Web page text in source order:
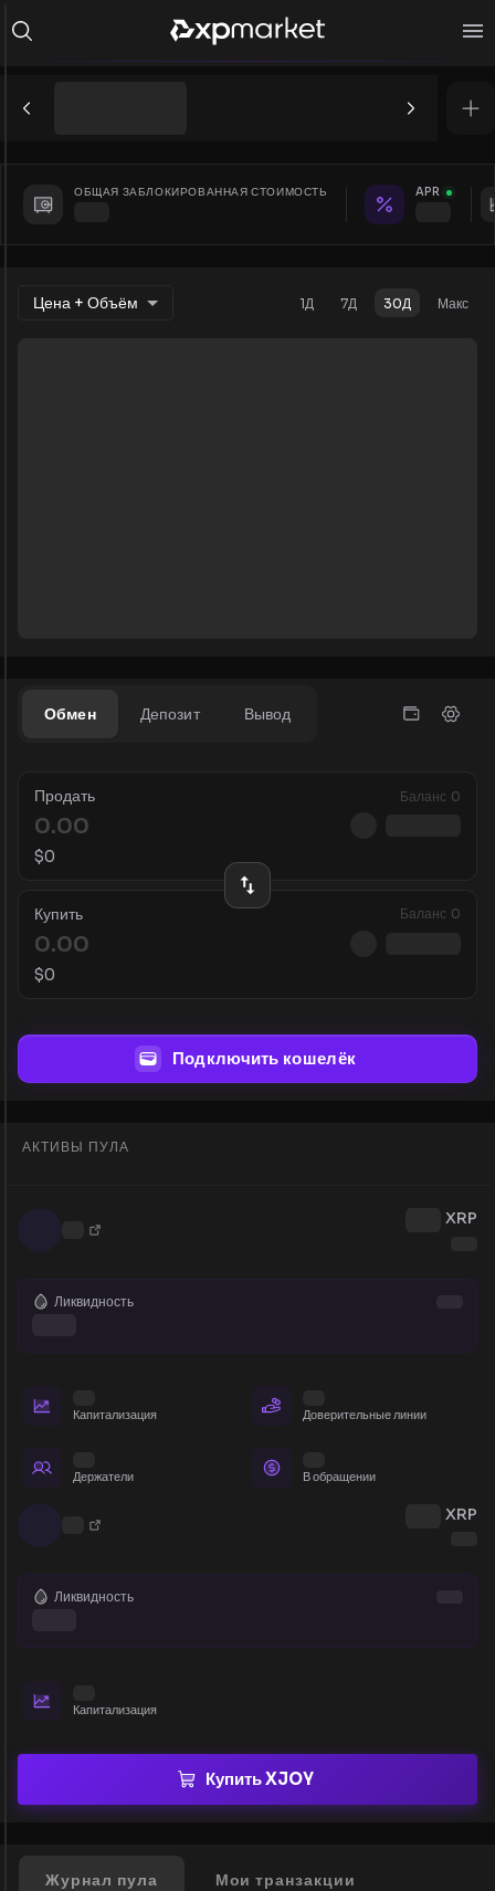
ОБЩАЯ ЗАБЛОКИРОВАННАЯ СТОИМОСТЬ APR
Цена + Объём 1Д 7Д 30Д Макс
Обмен Депозит Вывод
Продать Баланс 0
$0
Купить Баланс 0
$0
Подключить кошелёк
АКТИВЫ ПУЛА
XRP
Ликвидность
Капитализация Доверительные линии
Держатели В обращении
XRP
Ликвидность
Капитализация
Купить XJOY
Журнал пула Мои транзакции